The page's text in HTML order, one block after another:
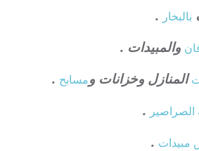
بالبخار .
والمبيدات .
المنازل وخزانات ومسابح .
.
.